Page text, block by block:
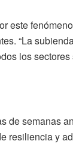
este
“La
los
de semanas
resiliencia y